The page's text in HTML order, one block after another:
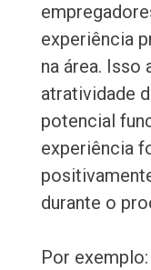
experiência
na área. Isso
atratividade
potencial
experiência
durante o
Por exemplo: